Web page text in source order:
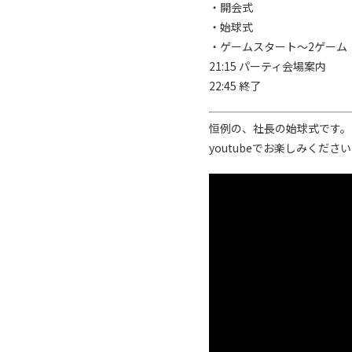
・開会式
・始球式
・ゲームスタート～2ゲーム
21:15 パーティ会場案内
22:45 終了
恒例の、社長の始球式です。
youtubeでお楽しみくださ